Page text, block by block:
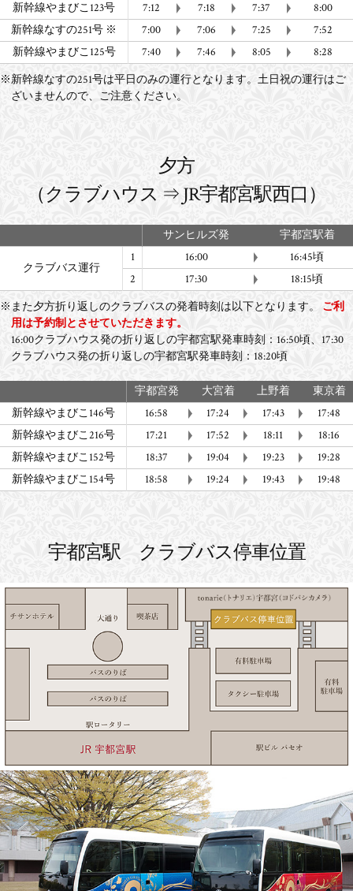
新幹線やまびこ123号 7:12 7:18 7:37
8:00
新幹線なすの251号 ※
7:00 7:06 7:25
7:52
新幹線やまびこ125号
7:40 7:46 8:05
8:28
※新幹線なすの251号は平日のみの運行となります。土日祝の運行はご
ざいませんので、ご注意ください。
夕方
（クラブハウス ⇒ JR宇都宮駅西口）
サンヒルズ発 宇都宮駅着
クラブバス運行
1 16:00
16:45頃
2
17:30
18:15頃
※また夕方折り返しのクラブバスの発着時刻は以下となります。 ご利
用は予約制とさせていただきます。
16:00クラブハウス発の折り返しの宇都宮駅発車時刻：16:50頃、17:30
クラブハウス発の折り返しの宇都宮駅発車時刻：18:20頃
宇都宮発 大宮着 上野着
東京着
新幹線やまびこ146号
16:58 17:24 17:43
17:48
新幹線やまびこ216号
17:21 17:52 18:11
18:16
新幹線やまびこ152号
18:37 19:04 19:23
19:28
新幹線やまびこ154号
18:58 19:24 19:43 19:48
宇都宮駅 クラブバス停車位置